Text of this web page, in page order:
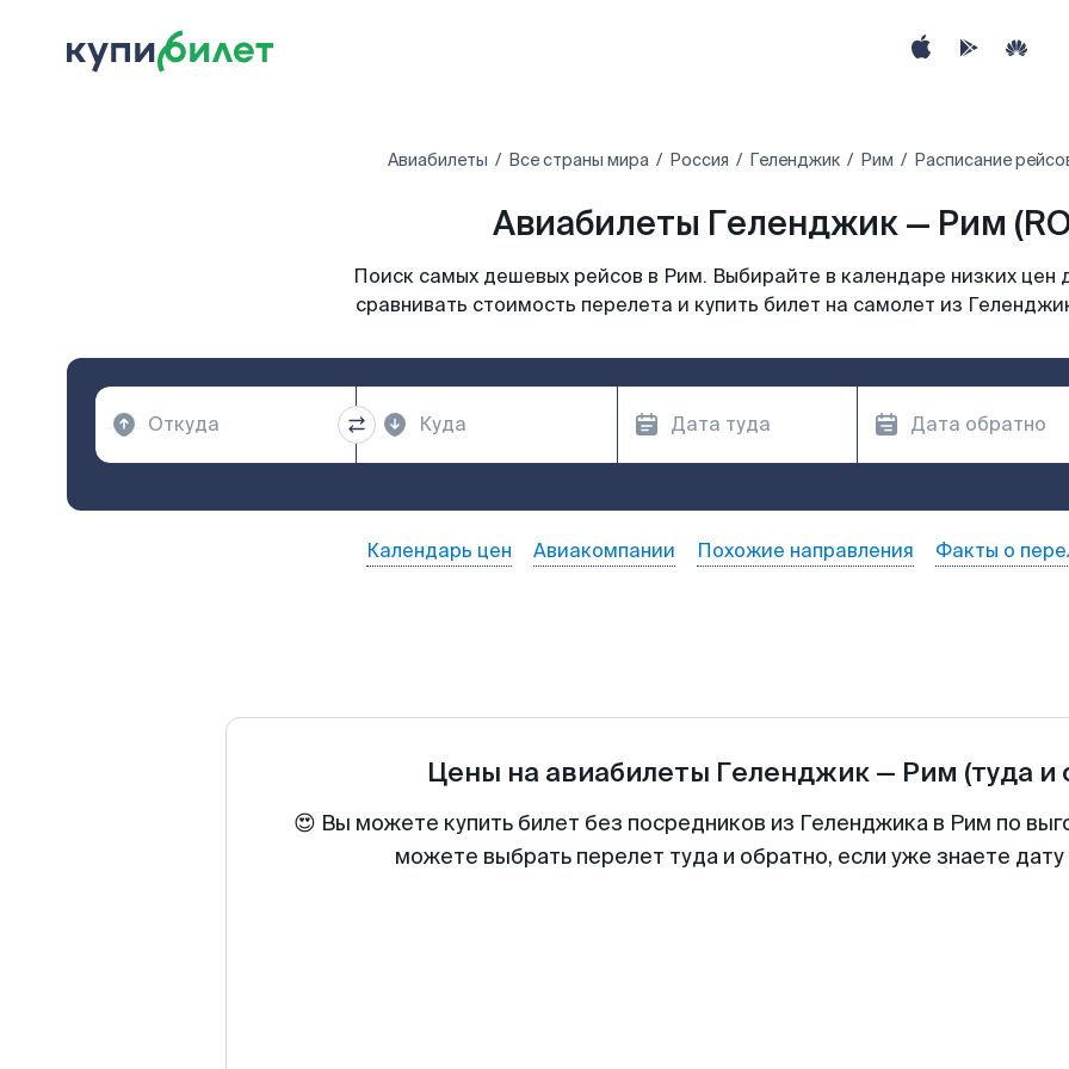
Авиабилеты Все страны мира Россия Геленджик Рим Расписание
Авиабилеты Геленджик — Рим
Поиск самых дешевых рейсов в Рим. Выбирайте в календаре низких цен
сравнивать стоимость перелета и купить билет на самолет из
Календарь цен Авиакомпании Похожие направления Факты о
Цены на авиабилеты Геленджик— Рим (туда и
😍 Вы можете купить билет без посредников из Геленджика в Рим по
можете выбрать перелет туда и обратно, если уже знаете